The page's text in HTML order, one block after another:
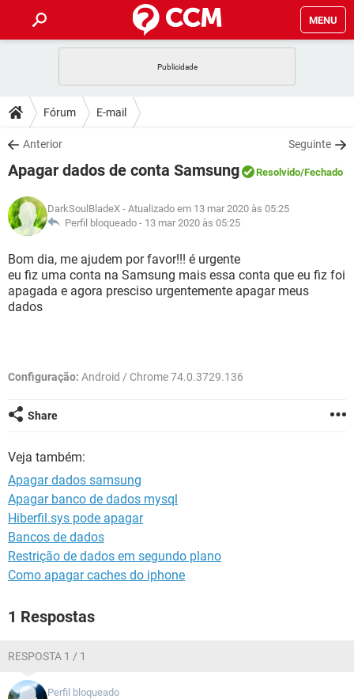
MENU
CELULAR
OUTLOOK
INSTAGRAM GMAIL
GUIA DE COMPRAS
DICAS
JOGOS
INSTAGRAM GMAIL
GUIA DE COMPRAS
DOWNLOADS
JOGOS WHATSAPP
CELULAR
OUTLOOK EXCEL
INSTAGRAM GMAIL
GUIA DE COMPRAS
FÓRUM
JOGOS WHATSAPP
CELULAR
OUTLOOK EXCEL
INSTAGRAM GMAIL
GLOSSÁRIO
JOGOS WHATSAPP
CELULAR FACEBOOK
OUTLOOK
Fórum E-mail
Anterior Seguinte
Apagar dados de conta Samsung Resolvido/Fechado
DarkSoulBladeX - Atualizado em 13 mar 2020 às 05:25
Perfil bloqueado - 13 mar 2020 às 05:25
Bom dia, me ajudem por favor!!! é urgente
eu fiz uma conta na Samsung mais essa conta que eu fiz foi
apagada e agora presciso urgentemente apagar meus
dados
Configuração: Android / Chrome 74.0.3729.136
Share
Veja também:
Apagar dados samsung
Apagar banco de dados mysql
Hiberfil.sys pode apagar
Bancos de dados
Restrição de dados em segundo plano
Como apagar caches do iphone
1 Respostas
RESPOSTA 1 / 1
Perfil bloqueado